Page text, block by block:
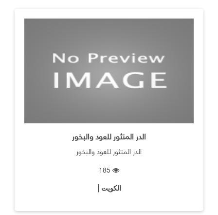
الدر المنثور للعود والبخور
الدر المنثور للعود والبخور
الكويت |